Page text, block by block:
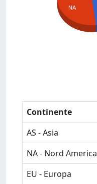
NA
Continente
AS - Asia
NA - Nord America
EU - Europa